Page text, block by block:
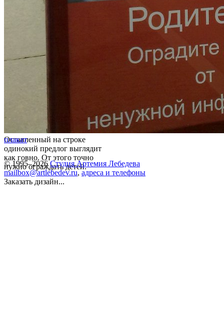
Оставленный на строке
одинокий предлог выглядит
как говно. От этого точно
нужно ограждать детей.
плакат
© 1995–2026 Студия Артемия Лебедева
mailbox@artlebedev.ru, адреса и телефоны
Заказать дизайн...